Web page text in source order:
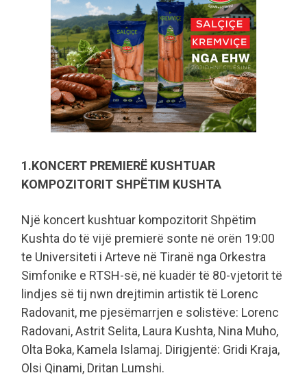
1.KONCERT PREMIERË KUSHTUAR
KOMPOZITORIT SHPËTIM KUSHTA
Një koncert kushtuar kompozitorit Shpëtim
Kushta do të vijë premierë sonte në orën 19:00
te Universiteti i Arteve në Tiranë nga Orkestra
Simfonike e RTSH-së, në kuadër të 80-vjetorit të
lindjes së tij nwn drejtimin artistik të Lorenc
Radovanit, me pjesëmarrjen e solistëve: Lorenc
Radovani, Astrit Selita, Laura Kushta, Nina Muho,
Olta Boka, Kamela Islamaj. Dirigjentë: Gridi Kraja,
Olsi Qinami, Dritan Lumshi.